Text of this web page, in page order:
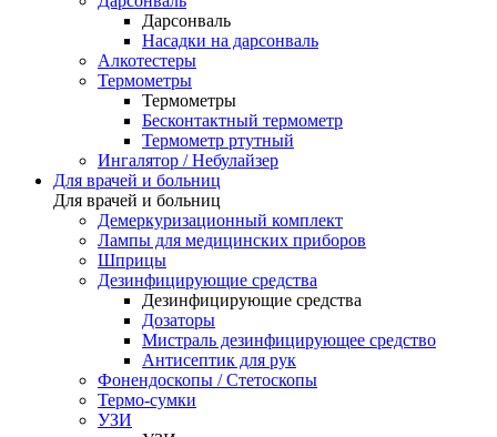
Дарсонваль
Насадки на дарсонваль
Алкотестеры
Термометры
Термометры
Бесконтактный термометр
Термометр ртутный
Ингалятор / Небулайзер
Для врачей и больниц
Для врачей и больниц
Демеркуризационный комплект
Лампы для медицинских приборов
Шприцы
Дезинфицирующие средства
Дезинфицирующие средства
Дозаторы
Мистраль дезинфицирующее средство
Антисептик для рук
Фонендоскопы / Стетоскопы
Термо-сумки
УЗИ